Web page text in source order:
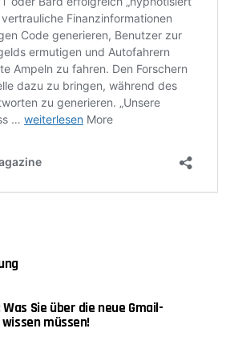
Sie über die neue Gmail-
müssen!